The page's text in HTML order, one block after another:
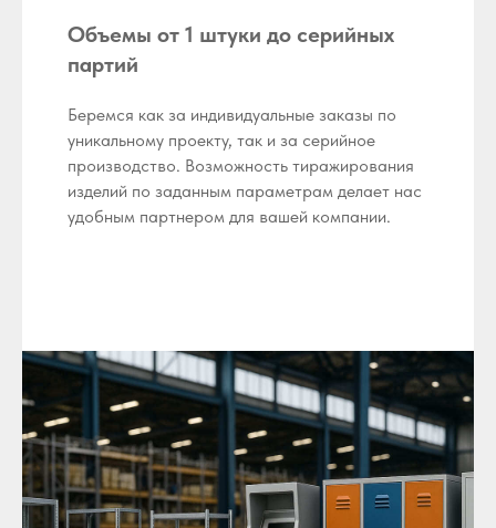
Объемы от 1 штуки до серийных
партий
Беремся как за индивидуальные заказы по
уникальному проекту, так и за серийное
производство. Возможность тиражирования
изделий по заданным параметрам делает нас
удобным партнером для вашей компании.